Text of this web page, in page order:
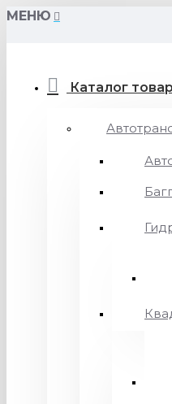
МЕНЮ
Каталог